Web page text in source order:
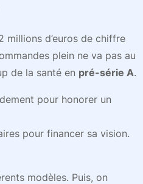
millions d’euros de chiffre
plein ne va pas au
de la santé en pré-série A.
pour honorer un
pour financer sa vision.
modèles. Puis, on